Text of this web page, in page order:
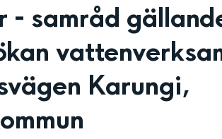
- samråd
Karungi,